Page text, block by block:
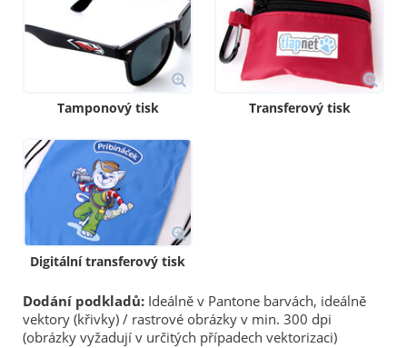
Tamponový tisk Transferový tisk
Digitální transferový tisk
Dodání podkladů: Ideálně v Pantone barvách, ideálně
vektory (křivky) / rastrové obrázky v min. 300 dpi
(obrázky vyžadují v určitých případech vektorizaci)